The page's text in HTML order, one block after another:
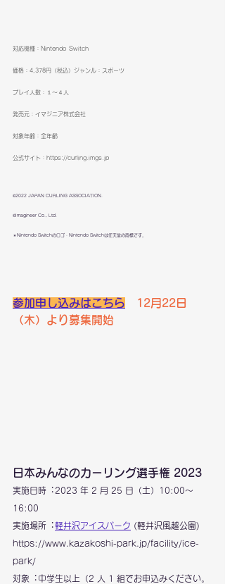
対応機種：Nintendo Switch
価格：4,378円（税込）ジャンル：スポーツ
プレイ人数：１～４人
発売元：イマジニア株式会社
対象年齢：全年齢
公式サイト： https://curling.imgs.jp
©2022 JAPAN CURLING ASSOCIATION.
©Imagineer Co., Ltd.
＊Nintendo Switchのロゴ・Nintendo Switchは任天堂の商標です。
参加申し込みはこちら
12月22日
（木）より募集開始
日本みんなのカーリング選手権 2023
実施日時︓2023 年 2 月 25 日（土）10:00〜
16:00
実施場所︓ 軽井沢アイスパーク (軽井沢風越公園)
https://www.kazakoshi-park.jp/facility/ice-
park/
対象︓中学生以上（2 人 1 組でお申込みください。